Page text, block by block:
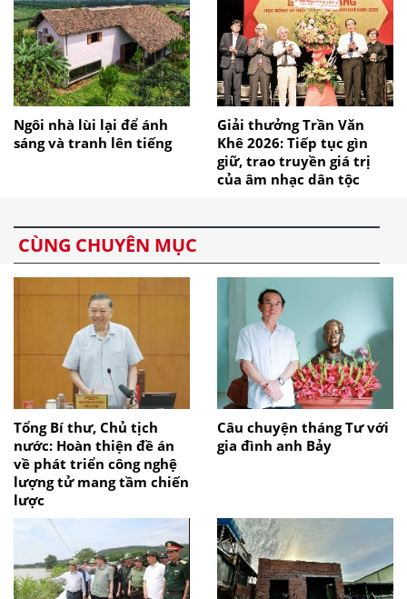
Ngôi nhà lùi lại để ánh
sáng và tranh lên tiếng
Giải thưởng Trần Văn
Khê 2026: Tiếp tục gìn
giữ, trao truyền giá trị
của âm nhạc dân tộc
CÙNG CHUYÊN MỤC
Tổng Bí thư, Chủ tịch
nước: Hoàn thiện đề án
về phát triển công nghệ
lượng tử mang tầm chiến
lược
Câu chuyện tháng Tư với
gia đình anh Bảy